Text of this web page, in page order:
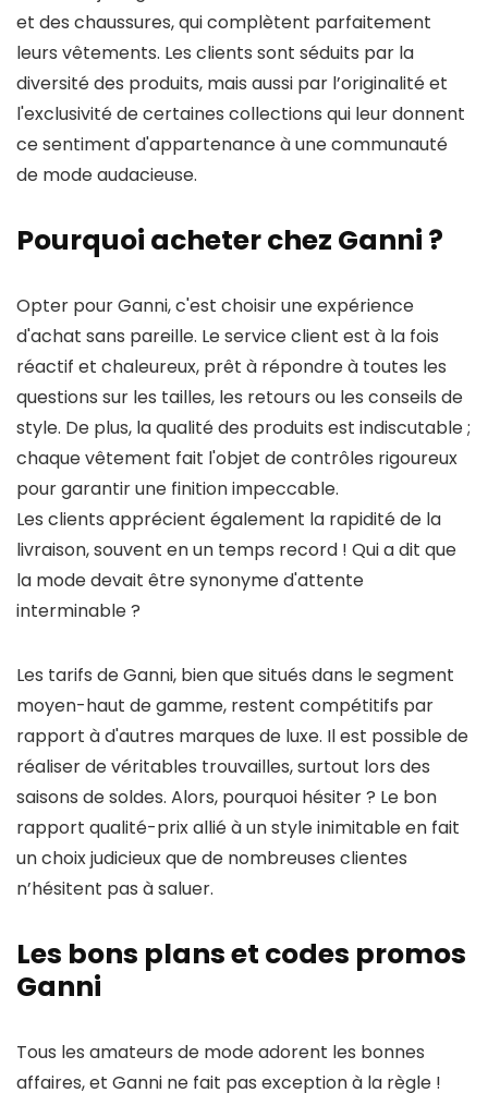
et des chaussures, qui complètent parfaitement
leurs vêtements. Les clients sont séduits par la
diversité des produits, mais aussi par l’originalité et
l'exclusivité de certaines collections qui leur donnent
ce sentiment d'appartenance à une communauté
de mode audacieuse.
Pourquoi acheter chez Ganni ?
Opter pour Ganni, c'est choisir une expérience
d'achat sans pareille. Le service client est à la fois
réactif et chaleureux, prêt à répondre à toutes les
questions sur les tailles, les retours ou les conseils de
style. De plus, la qualité des produits est indiscutable ;
chaque vêtement fait l'objet de contrôles rigoureux
pour garantir une finition impeccable.
Les clients apprécient également la rapidité de la
livraison, souvent en un temps record ! Qui a dit que
la mode devait être synonyme d'attente
interminable ?
Les tarifs de Ganni, bien que situés dans le segment
moyen-haut de gamme, restent compétitifs par
rapport à d'autres marques de luxe. Il est possible de
réaliser de véritables trouvailles, surtout lors des
saisons de soldes. Alors, pourquoi hésiter ? Le bon
rapport qualité-prix allié à un style inimitable en fait
un choix judicieux que de nombreuses clientes
n’hésitent pas à saluer.
Les bons plans et codes promos
Ganni
Tous les amateurs de mode adorent les bonnes
affaires, et Ganni ne fait pas exception à la règle !